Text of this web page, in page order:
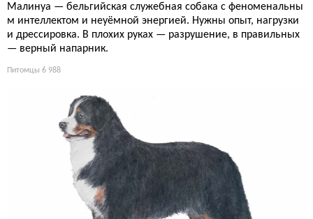
Малинуа — бельгийская служебная собака с феноменальны
м интеллектом и неуёмной энергией. Нужны опыт, нагрузки
и дрессировка. В плохих руках — разрушение, в правильных
— верный напарник.
Питомцы 6 988